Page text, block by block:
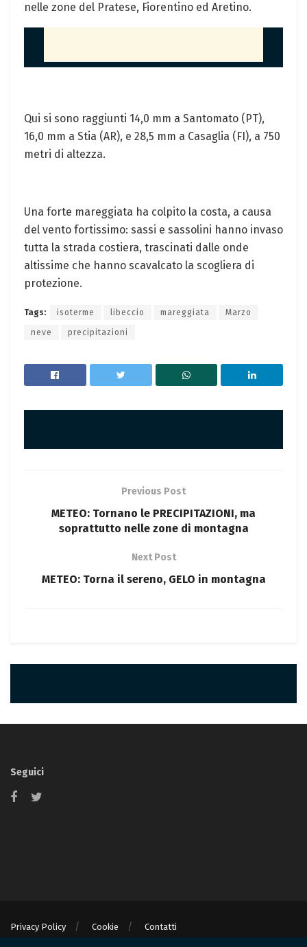
nelle zone del Pratese, Fiorentino ed Aretino.
Qui si sono raggiunti 14,0 mm a Santomato (PT),
16,0 mm a Stia (AR), e 28,5 mm a Casaglia (FI), a 750
metri di altezza.
Una forte mareggiata ha colpito la costa, a causa
del vento fortissimo: sassi e sassolini hanno invaso
tutta la strada costiera, trascinati dalle onde
altissime che hanno scavalcato la scogliera di
protezione.
Tags: isoterme libeccio mareggiata Marzo
neve precipitazioni
Previous Post
METEO: Tornano le PRECIPITAZIONI, ma
soprattutto nelle zone di montagna
Next Post
METEO: Torna il sereno, GELO in montagna
Seguici
Privacy Policy Cookie Contatti